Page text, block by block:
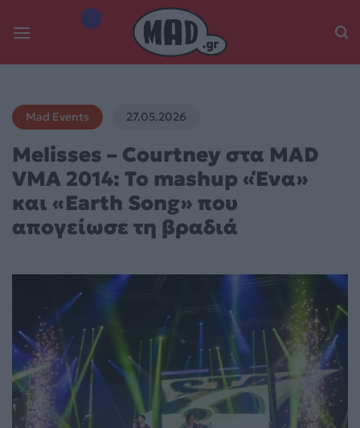
Mad Events 27.05.2026
Melisses – Courtney στα MAD
VMA 2014: Το mashup «Ένα»
και «Earth Song» που
απογείωσε τη βραδιά